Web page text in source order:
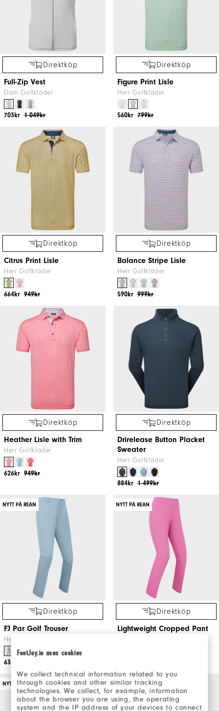
FootJoy.ie uses cookies
We collect technical information related to you
through cookies and other similar tracking
technologies. We collect, for example, information
about the browser you are using, the operating
system and the IP address of your devices to connect
Direktköp
Full-Zip Vest
Dam Golfkläder
1 049kr
703kr
Direktköp
Figure Print Lisle
Herr Golfkläder
799kr
560kr
Direktköp
Citrus Print Lisle
Herr Golfkläder
949kr
664kr
Direktköp
Balance Stripe Lisle
Herr Golfkläder
999kr
590kr
Direktköp
Heather Lisle with Trim
Herr Golfkläder
949kr
626kr
Direktköp
Drirelease Button Placket
Sweater
Herr Golfkläder
1 499kr
884kr
NYTT PÅ REAN
Direktköp
FJ Par Golf Trouser
Herr Golfkläder
636kr
NYTT PÅ REAN
Direktköp
Lightweight Cropped Pant
NYTT PÅ REAN NYTT PÅ REAN